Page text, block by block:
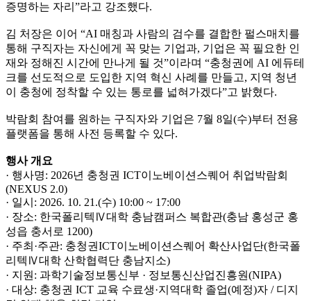
증명하는 자리”라고 강조했다.
김 처장은 이어 “AI 매칭과 사람의 검수를 결합한 펄스매치를
통해 구직자는 자신에게 꼭 맞는 기업과, 기업은 꼭 필요한 인
재와 정해진 시간에 만나게 될 것”이라며 “충청권에 AI 에듀테
크를 선도적으로 도입한 지역 혁신 사례를 만들고, 지역 청년
이 충청에 정착할 수 있는 통로를 넓혀가겠다”고 밝혔다.
박람회 참여를 원하는 구직자와 기업은 7월 8일(수)부터 전용
플랫폼을 통해 사전 등록할 수 있다.
행사 개요
· 행사명: 2026년 충청권 ICT이노베이션스퀘어 취업박람회
(NEXUS 2.0)
· 일시: 2026. 10. 21.(수) 10:00 ~ 17:00
· 장소: 한국폴리텍Ⅳ대학 충남캠퍼스 복합관(충남 홍성군 홍
성읍 충서로 1200)
· 주최·주관: 충청권ICT이노베이션스퀘어 확산사업단(한국폴
리텍Ⅳ대학 산학협력단 충남지소)
· 지원: 과학기술정보통신부 · 정보통신산업진흥원(NIPA)
· 대상: 충청권 ICT 교육 수료생·지역대학 졸업(예정)자 / 디지